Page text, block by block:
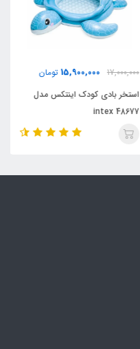
17,000,000
15,900,000 تومان
استخر بادی کودک اینتکس مدل
48677 intex